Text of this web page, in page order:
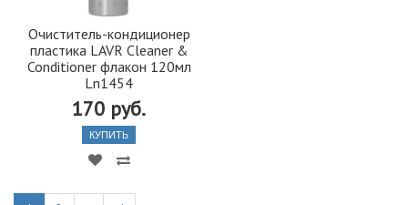
Очиститель-кондиционер
пластика LAVR Cleaner &
Conditioner флакон 120мл
Ln1454
170 руб.
КУПИТЬ